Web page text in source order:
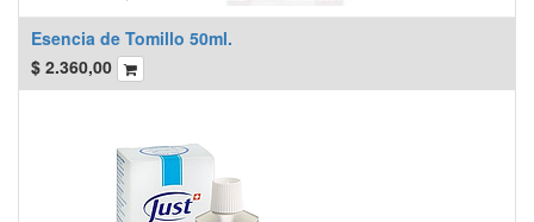
Esencia de Tomillo 50ml.
$ 2.360,00